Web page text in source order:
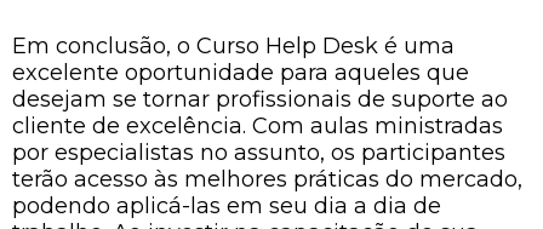
Em conclusão, o Curso Help Desk é uma
excelente oportunidade para aqueles que
desejam se tornar profissionais de suporte ao
cliente de excelência. Com aulas ministradas
por especialistas no assunto, os participantes
terão acesso às melhores práticas do mercado,
podendo aplicá-las em seu dia a dia de